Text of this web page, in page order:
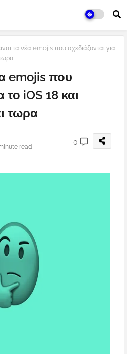
τα νέα emojis που σχεδιάζονται για
emojis που
το iOS 18 και
τωρα
read
0